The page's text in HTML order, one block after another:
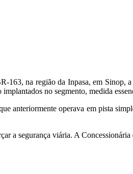
na região da Inpasa, em
no segmento, medida
anteriormente operava em pista
a segurança viária. A